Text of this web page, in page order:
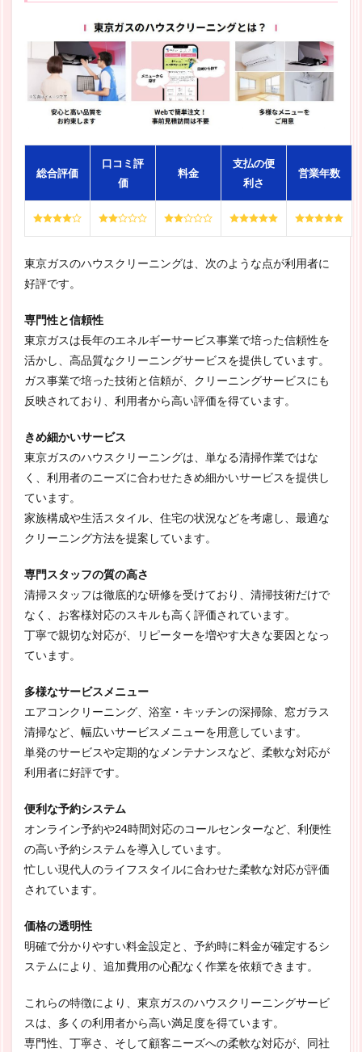
総合評価
口コミ評
価
料金
支払の便
利さ
営業年数
東京ガスのハウスクリーニングは、次のような点が利用者に
好評です。
専門性と信頼性
東京ガスは長年のエネルギーサービス事業で培った信頼性を
活かし、高品質なクリーニングサービスを提供しています。
ガス事業で培った技術と信頼が、クリーニングサービスにも
反映されており、利用者から高い評価を得ています。
きめ細かいサービス
東京ガスのハウスクリーニングは、単なる清掃作業ではな
く、利用者のニーズに合わせたきめ細かいサービスを提供し
ています。
家族構成や生活スタイル、住宅の状況などを考慮し、最適な
クリーニング方法を提案しています。
専門スタッフの質の高さ
清掃スタッフは徹底的な研修を受けており、清掃技術だけで
なく、お客様対応のスキルも高く評価されています。
丁寧で親切な対応が、リピーターを増やす大きな要因となっ
ています。
多様なサービスメニュー
エアコンクリーニング、浴室・キッチンの深掃除、窓ガラス
清掃など、幅広いサービスメニューを用意しています。
単発のサービスや定期的なメンテナンスなど、柔軟な対応が
利用者に好評です。
便利な予約システム
オンライン予約や24時間対応のコールセンターなど、利便性
の高い予約システムを導入しています。
忙しい現代人のライフスタイルに合わせた柔軟な対応が評価
されています。
価格の透明性
明確で分かりやすい料金設定と、予約時に料金が確定するシ
ステムにより、追加費用の心配なく作業を依頼できます。
これらの特徴により、東京ガスのハウスクリーニングサービ
スは、多くの利用者から高い満足度を得ています。
専門性、丁寧さ、そして顧客ニーズへの柔軟な対応が、同社